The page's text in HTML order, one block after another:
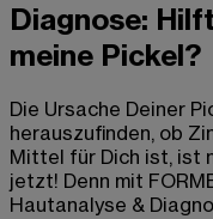
Diagnose:
meine Pickel?
Die Ursache Deiner
herauszufinden, ob
Mittel für Dich ist, ist
jetzt! Denn mit
Hautanalyse &